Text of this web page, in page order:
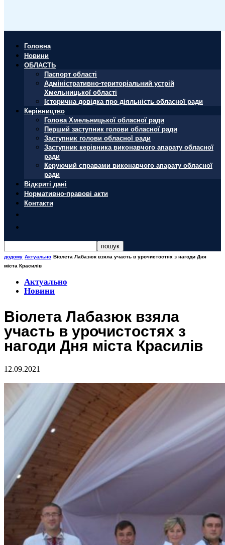
Головна
Новини
ОБЛАСТЬ
Паспорт області
Адміністративно-територіальний устрій
Хмельницької області
Історична довідка про діяльність обласної ради
Керівництво
Голова Хмельницької обласної ради
Перший заступник голови обласної ради
Заступник голови обласної ради
Заступник керівника виконавчого апарату обласної
ради
Керуючий справами виконавчого апарату обласної
ради
Відкриті дані
Нормативно-правові акти
Контакти
додому Актуально Віолета Лабазюк взяла участь в урочистостях з нагоди Дня
міста Красилів
Актуально
Новини
Віолета Лабазюк взяла
участь в урочистостях з
нагоди Дня міста Красилів
12.09.2021